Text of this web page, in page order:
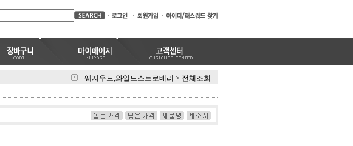
웨지우드,와일드스트로베리 > 전체조회